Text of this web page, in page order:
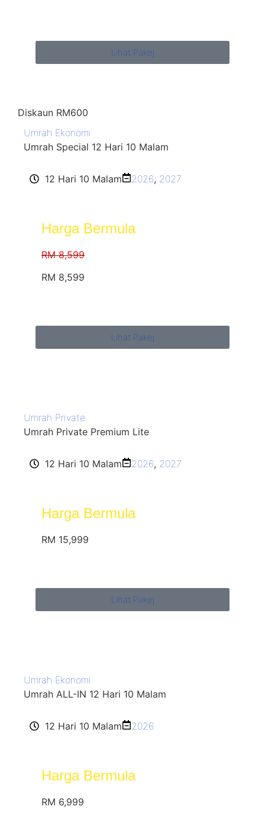
Lihat Pakej
Diskaun RM600
Umrah Ekonomi
Umrah Special 12 Hari 10 Malam
12 Hari 10 Malam 2026, 2027
Harga Bermula
RM 8,599
RM 8,599
Lihat Pakej
Umrah Private
Umrah Private Premium Lite
12 Hari 10 Malam 2026, 2027
Harga Bermula
RM 15,999
Lihat Pakej
Umrah Ekonomi
Umrah ALL-IN 12 Hari 10 Malam
12 Hari 10 Malam 2026
Harga Bermula
RM 6,999